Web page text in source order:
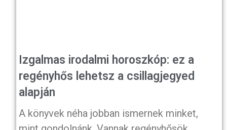
Izgalmas irodalmi horoszkóp: ez a
regényhős lehetsz a csillagjegyed
alapján
A könyvek néha jobban ismernek minket,